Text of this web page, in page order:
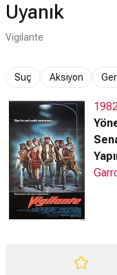
Uyanık
Vigilante
Suç Aksiyon